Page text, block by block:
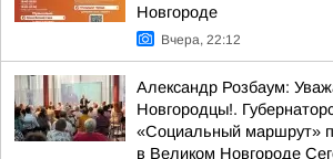
Новгороде
Вчера, 22:12
Александр Розбаум:
Новгородцы!.
«Социальный маршрут»
в Великом Новгороде